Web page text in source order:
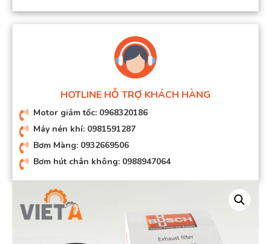
HOTLINE HỖ TRỢ KHÁCH HÀNG
Motor giảm tốc: 0968320186
Máy nén khí: 0981591287
Bơm Màng: 0932669506
Bơm hút chân không: 0988947064